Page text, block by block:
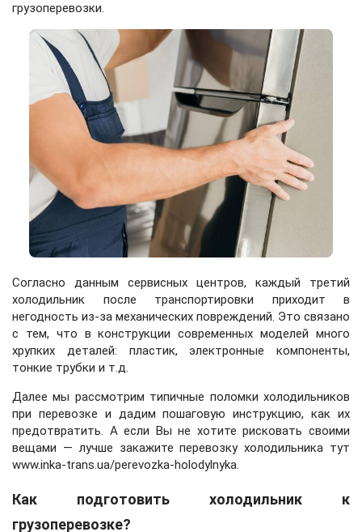
грузоперевозки.
Согласно данным сервисных центров, каждый третий
холодильник после транспортировки приходит в
негодность из-за механических повреждений. Это связано
с тем, что в конструкции современных моделей много
хрупких деталей: пластик, электронные компоненты,
тонкие трубки и т.д.
Далее мы рассмотрим типичные поломки холодильников
при перевозке и дадим пошаговую инструкцию, как их
предотвратить. А если Вы не хотите рисковать своими
вещами — лучше закажите перевозку холодильника тут
www.inka-trans.ua/perevozka-holodylnyka
Как подготовить холодильник к
грузоперевозке?